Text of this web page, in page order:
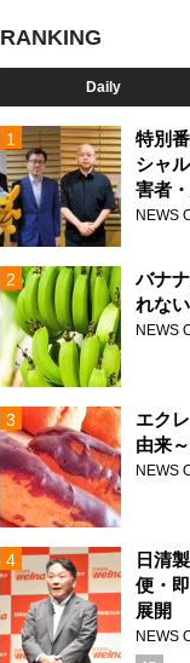
RANKING
Daily
特別
シャ
害者
リュ
NEWS
バナ
れな
NEWS
エク
由来
NEWS
日清
便・
展開
ブラ
NEWS